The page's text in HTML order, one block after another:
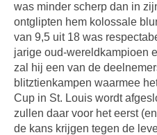
was minder scherp dan in
ontglipten hem kolossale
van 9,5 uit 18 was
jarige oud-wereldkampioen
zal hij een van de
blitztienkampen waarmee
Cup in St. Louis wordt
zullen daar voor het eerst
de kans krijgen tegen de